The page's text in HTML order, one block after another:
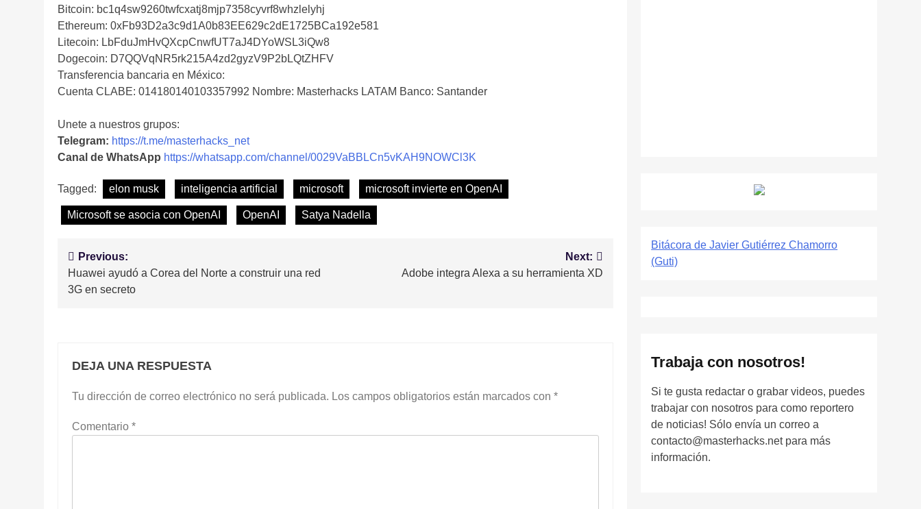
Bitcoin: bc1q4sw9260twfcxatj8mjp7358cyvrf8whzlelyhj
Ethereum: 0xFb93D2a3c9d1A0b83EE629c2dE1725BCa192e581
Litecoin: LbFduJmHvQXcpCnwfUT7aJ4DYoWSL3iQw8
Dogecoin: D7QQVqNR5rk215A4zd2gyzV9P2bLQtZHFV
Transferencia bancaria en México:
Cuenta CLABE: 014180140103357992 Nombre: Masterhacks LATAM Banco: Santander
Unete a nuestros grupos:
Telegram: https://t.me/masterhacks_net
Canal de WhatsApp https://whatsapp.com/channel/0029VaBBLCn5vKAH9NOWCl3K
Tagged: elon musk inteligencia artificial microsoft microsoft invierte en OpenAI
Microsoft se asocia con OpenAI OpenAI Satya Nadella
Navegación
de
Previous:
Huawei ayudó a Corea del Norte a construir una red
3G en secreto
Next:
Adobe integra Alexa a su herramienta XD
DEJA UNA RESPUESTA
Tu dirección de correo electrónico no será publicada. Los campos obligatorios están marcados con *
Comentario *
Bitácora de Javier Gutiérrez Chamorro
(Guti)
Trabaja con nosotros!
Si te gusta redactar o grabar videos, puedes
trabajar con nosotros para como reportero
de noticias! Sólo envía un correo a
contacto@masterhacks.net para más
información.